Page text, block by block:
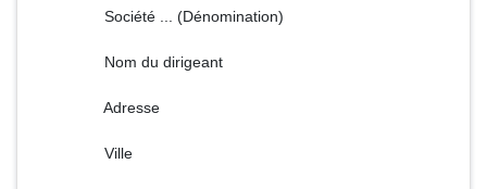
Société ... (Dénomination)
Nom du dirigeant
Adresse
Ville